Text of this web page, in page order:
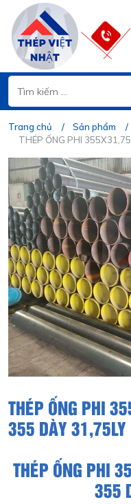
Trang chủ
Sản phẩm
THÉP ỐNG PHI
THÉP ỐNG PHI
355 DÀY 31,75LY
THÉP ỐNG PHI
355